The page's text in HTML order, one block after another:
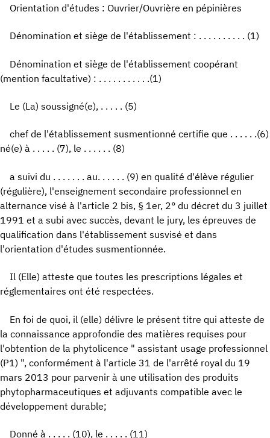
Orientation d'études : Ouvrier/Ouvrière en pépinières
Dénomination et siège de l'établissement : . . . . . . . . . . (1)
Dénomination et siège de l'établissement coopérant
(mention facultative) : . . . . . . . . . . .(1)
Le (La) soussigné(e), . . . . . (5)
chef de l'établissement susmentionné certifie que . . . . . .(6)
né(e) à . . . . . (7), le . . . . . . (8)
a suivi du . . . . . . . au. . . . . . (9) en qualité d'élève régulier
(régulière), l'enseignement secondaire professionnel en
alternance visé à l'article 2 bis, § 1er, 2° du décret du 3 juillet
1991 et a subi avec succès, devant le jury, les épreuves de
qualification dans l'établissement susvisé et dans
l'orientation d'études susmentionnée.
Il (Elle) atteste que toutes les prescriptions légales et
réglementaires ont été respectées.
En foi de quoi, il (elle) délivre le présent titre qui atteste de
la connaissance approfondie des matières requises pour
l'obtention de la phytolicence " assistant usage professionnel
(P1) ", conformément à l'article 31 de l'arrêté royal du 19
mars 2013 pour parvenir à une utilisation des produits
phytopharmaceutiques et adjuvants compatible avec le
développement durable;
Donné à . . . . . (10), le . . . . . (11)